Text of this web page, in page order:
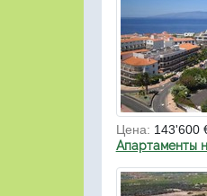
Цена: 143'600
Апартаменты